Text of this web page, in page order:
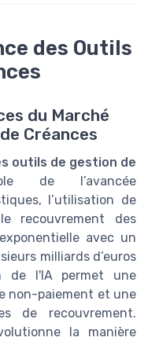
des Outils
du Marché
Créances
outils de gestion de
de l’avancée
l’utilisation de
recouvrement des
avec un
milliards d’euros
de l'IA permet une
non-paiement et une
de recouvrement.
la manière